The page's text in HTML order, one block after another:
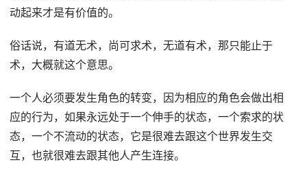
动起来才是有价值的。
俗话说，有道无术，尚可求术，无道有术，那只能止于
术，大概就这个意思。
一个人必须要发生角色的转变，因为相应的角色会做出相
应的行为，如果永远处于一个伸手的状态，一个索求的状
态，一个不流动的状态，它是很难去跟这个世界发生交
互，也就很难去跟其他人产生连接。